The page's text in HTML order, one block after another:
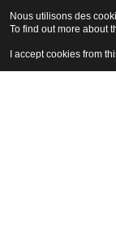
Nous utilisons des
To find out more about
I accept cookies from